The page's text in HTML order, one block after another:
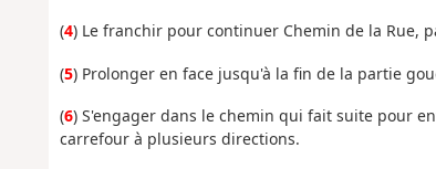
(4) Le franchir pour continuer Chemin de la Rue,
(5) Prolonger en face jusqu'à la fin de la partie
(6) S'engager dans le chemin qui fait suite pour
carrefour à plusieurs directions.